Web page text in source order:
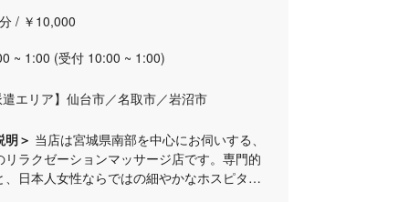
/ ￥10,000
~ 1:00 (受付 10:00 ~ 1:00)
エリア】仙台市／名取市／岩沼市
明＞ 当店は宮城県南部を中心にお伺いする、
リラクゼーションマッサージ店です。専門的
、日本人女性ならではの細やかなホスピタリ